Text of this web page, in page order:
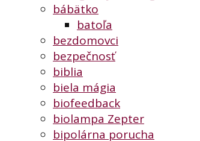
bábätko
batoľa
bezdomovci
bezpečnosť
biblia
biela mágia
biofeedback
biolampa Zepter
bipolárna porucha